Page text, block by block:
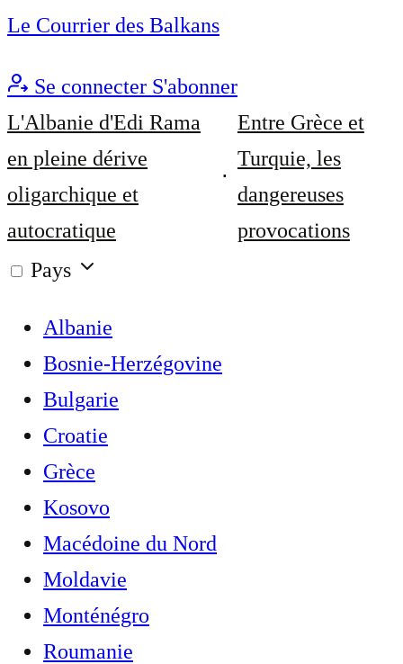
Le Courrier des Balkans
Se connecter S'abonner
L'Albanie d'Edi Rama
en pleine dérive
oligarchique et
autocratique
Entre Grèce et
Turquie, les
dangereuses
provocations
Pays
Albanie
Bosnie-Herzégovine
Bulgarie
Croatie
Grèce
Kosovo
Macédoine du Nord
Moldavie
Monténégro
Roumanie